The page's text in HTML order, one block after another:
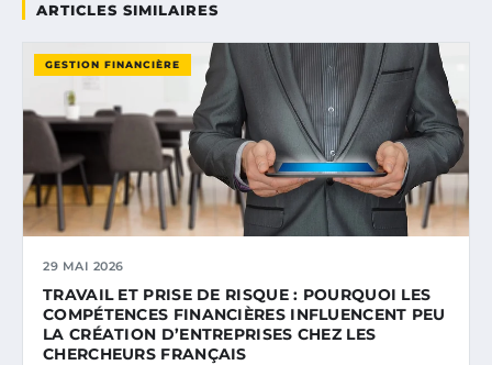
ARTICLES SIMILAIRES
GESTION FINANCIÈRE
29 MAI 2026
TRAVAIL ET PRISE DE RISQUE : POURQUOI LES
COMPÉTENCES FINANCIÈRES INFLUENCENT PEU
LA CRÉATION D’ENTREPRISES CHEZ LES
CHERCHEURS FRANÇAIS